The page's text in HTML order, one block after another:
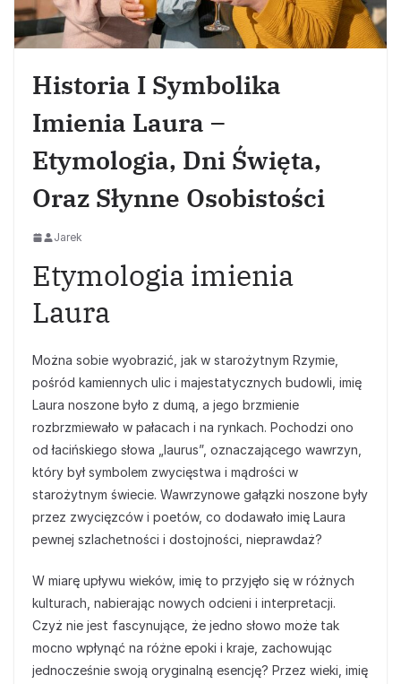
Historia I Symbolika
Imienia Laura –
Etymologia, Dni Święta,
Oraz Słynne Osobistości
Jarek
Etymologia imienia
Laura
Można sobie wyobrazić, jak w starożytnym Rzymie,
pośród kamiennych ulic i majestatycznych budowli, imię
Laura noszone było z dumą, a jego brzmienie
rozbrzmiewało w pałacach i na rynkach. Pochodzi ono
od łacińskiego słowa „laurus”, oznaczającego wawrzyn,
który był symbolem zwycięstwa i mądrości w
starożytnym świecie. Wawrzynowe gałązki noszone były
przez zwycięzców i poetów, co dodawało imię Laura
pewnej szlachetności i dostojności, nieprawdaż?
W miarę upływu wieków, imię to przyjęło się w różnych
kulturach, nabierając nowych odcieni i interpretacji.
Czyż nie jest fascynujące, że jedno słowo może tak
mocno wpłynąć na różne epoki i kraje, zachowując
jednocześnie swoją oryginalną esencję? Przez wieki, imię